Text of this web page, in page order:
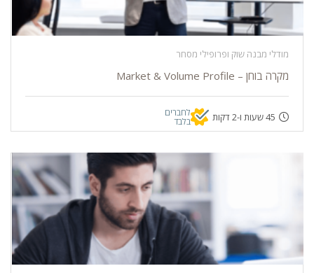
מודלי מבנה שוק ופרופילי מסחר
מקרה בוחן – Market & Volume Profile
45 שעות ו-2 דקות לחברים
בלבד